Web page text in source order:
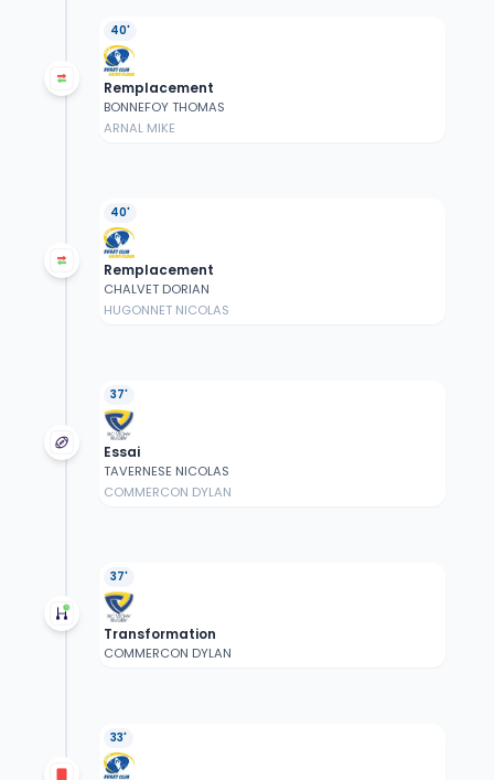
40'
Remplacement
BONNEFOY THOMAS
ARNAL MIKE
40'
Remplacement
CHALVET DORIAN
HUGONNET NICOLAS
37'
Essai
TAVERNESE NICOLAS
COMMERCON DYLAN
37'
Transformation
COMMERCON DYLAN
33'